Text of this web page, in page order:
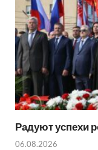
Радуют успехи
06.08.2026